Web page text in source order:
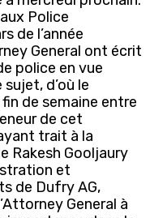
Police
de l’année
General ont écrit
police en vue
d’où le
de semaine entre
de cet
trait à la
Rakesh Gooljaury
et
de Dufry AG,
General à